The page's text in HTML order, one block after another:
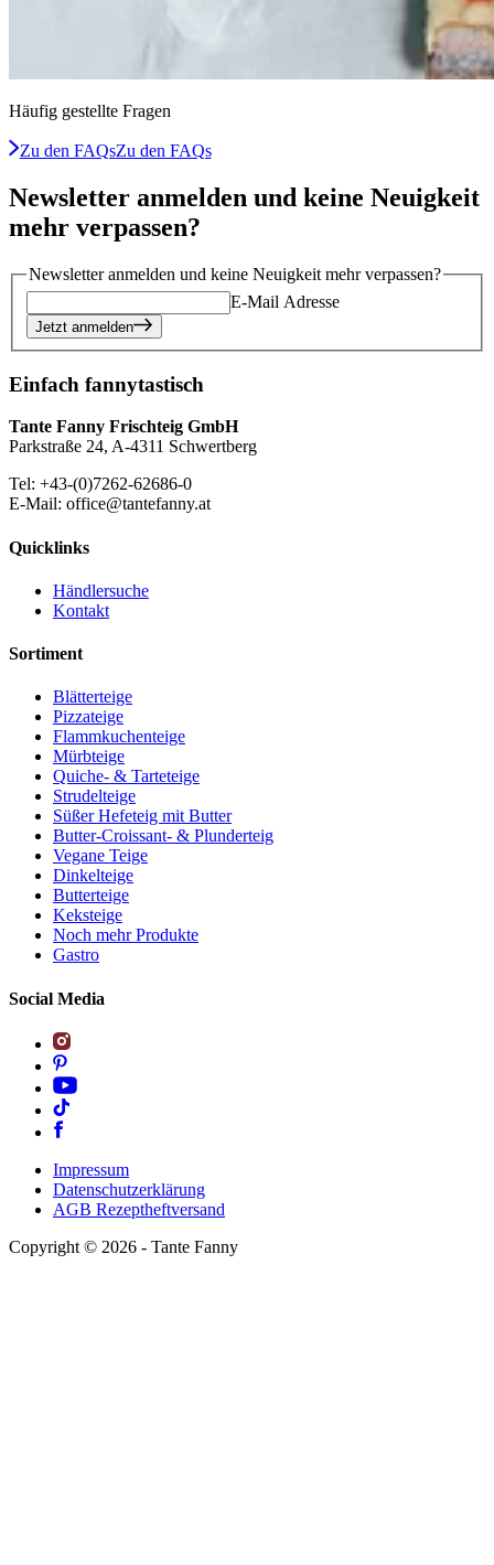
Häufig gestellte Fragen
Zu den FAQsZu den FAQs
Newsletter anmelden und keine Neuigkeit
mehr verpassen?
Newsletter anmelden und keine Neuigkeit mehr verpassen?
E-Mail Adresse
Jetzt anmelden
Einfach fannytastisch
Tante Fanny Frischteig GmbH
Parkstraße 24, A-4311 Schwertberg
Tel: +43-(0)7262-62686-0
E-Mail: office@tantefanny.at
Quicklinks
Händlersuche
Kontakt
Sortiment
Blätterteige
Pizzateige
Flammkuchenteige
Mürbteige
Quiche- & Tarteteige
Strudelteige
Süßer Hefeteig mit Butter
Butter-Croissant- & Plunderteig
Vegane Teige
Dinkelteige
Butterteige
Keksteige
Noch mehr Produkte
Gastro
Social Media
Impressum
Datenschutzerklärung
AGB Rezeptheftversand
Copyright © 2026 - Tante Fanny